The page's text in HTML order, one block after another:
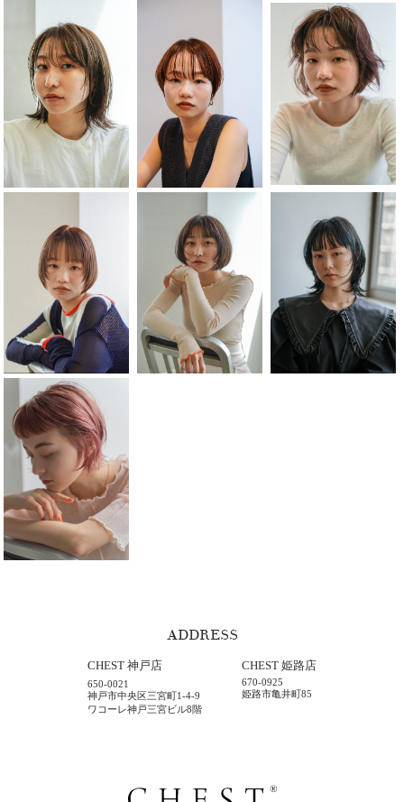
ADDRESS
CHEST 神戸店
650-0021
神戸市中央区三宮町1-4-9
ワコーレ神戸三宮ビル8階
CHEST 姫路店
670-0925
姫路市亀井町85